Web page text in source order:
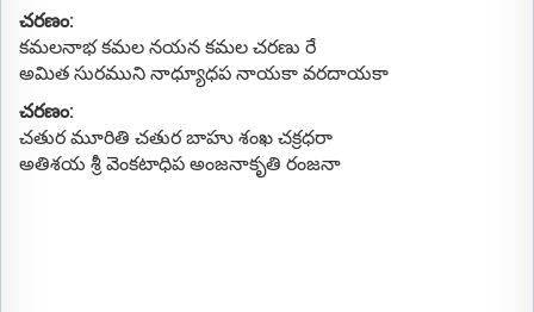
చరణం:
కమలనాభ కమల నయన కమల చరణు రే
అమిత సురముని నాధ్యూధప నాయకా వరదాయకా
చరణం:
చతుర మూరితి చతుర బాహు శంఖ చక్రధరా
అతిశయ శ్రీ వెంకటాధిప అంజనాకృతి రంజనా